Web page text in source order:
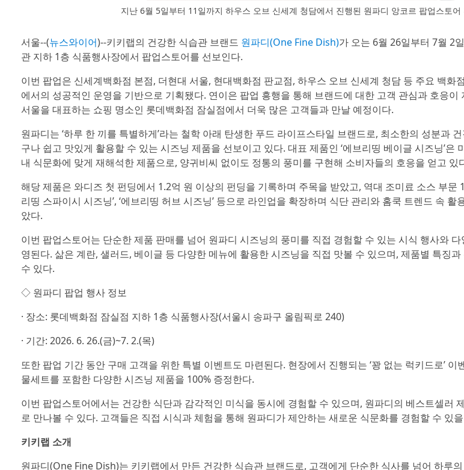
지난 6월 5일부터 11일까지 하우스 오브 신세계 청담에서 진행된 원파디 앙코르 팝업스토어
서울--(뉴스와이어)--키키랩의 건강한 식습관 브랜드 원파디(One Fine Dish)가 오는 6월 26일부터 7월 2
관 지하 1층 식품행사장에서 팝업스토어를 선보인다.
이번 팝업은 신세계백화점 본점, 더현대 서울, 현대백화점 판교점, 하우스 오브 신세계 청담 등 주요 백화
에서의 성공적인 운영을 기반으로 기획됐다. 연이은 팝업 흥행을 통해 브랜드에 대한 고객 관심과 호응이
서울을 대표하는 쇼핑 명소인 롯데백화점 잠실점에서 더욱 많은 고객들과 만날 예정이다.
원파디는 ‘하루 한 끼를 특별하게’라는 철학 아래 탄생한 푸드 라이프스타일 브랜드로, 최소한의 성분과
구나 쉽고 맛있게 활용할 수 있는 시즈닝 제품을 선보이고 있다. 대표 제품인 ‘에브리띵 베이글 시즈닝’은
내 식문화에 맞게 재해석한 제품으로, 양귀비씨 없이도 정통의 풍미를 구현해 소비자들의 호응을 얻고 있
해당 제품은 와디즈 첫 펀딩에서 1.2억 원 이상의 펀딩을 기록하며 주목을 받았고, 역대 조미료 소스 부문
리띵 스파이시 시즈닝’, ‘에브리띵 허브 시즈닝’ 등으로 라인업을 확장하며 식단 관리와 홈쿡 트렌드 속 활
았다.
이번 팝업스토어는 단순한 제품 판매를 넘어 원파디 시즈닝의 풍미를 직접 경험할 수 있는 시식 행사와
영된다. 삶은 계란, 샐러드, 베이글 등 다양한 메뉴에 활용한 시즈닝을 직접 맛볼 수 있으며, 제품별 특징
수 있다.
◇ 원파디 팝업 행사 정보
· 장소: 롯데백화점 잠실점 지하 1층 식품행사장(서울시 송파구 올림픽로 240)
· 기간: 2026. 6. 26.(금)~7. 2.(목)
또한 팝업 기간 동안 구매 고객을 위한 특별 이벤트도 마련된다. 현장에서 진행되는 ‘꽝 없는 럭키드로’ 이
물세트를 포함한 다양한 시즈닝 제품을 100% 증정한다.
이번 팝업스토어에서는 건강한 식단과 감각적인 미식을 동시에 경험할 수 있으며, 원파디의 베스트셀러
로 만나볼 수 있다. 고객들은 직접 시식과 체험을 통해 원파디가 제안하는 새로운 식문화를 경험할 수 있
키키랩 소개
원파디(One Fine Dish)는 키키랩에서 만든 건강한 식습관 브랜드로, 고객에게 단순한 식사를 넘어 하루